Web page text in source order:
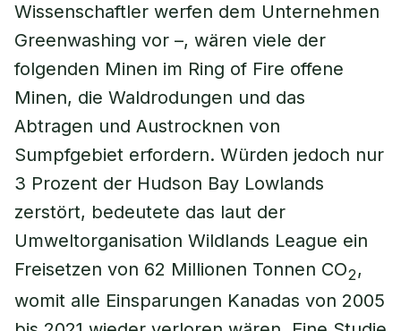
Wissenschaftler werfen dem Unternehmen
Greenwashing vor –, wären viele der
folgenden Minen im Ring of Fire offene
Minen, die Waldrodungen und das
Abtragen und Austrocknen von
Sumpfgebiet erfordern. Würden jedoch nur
3 Prozent der Hudson Bay Lowlands
zerstört, bedeutete das laut der
Umweltorganisation Wildlands League ein
Freisetzen von 62 Millionen Tonnen CO2,
womit alle Einsparungen Kanadas von 2005